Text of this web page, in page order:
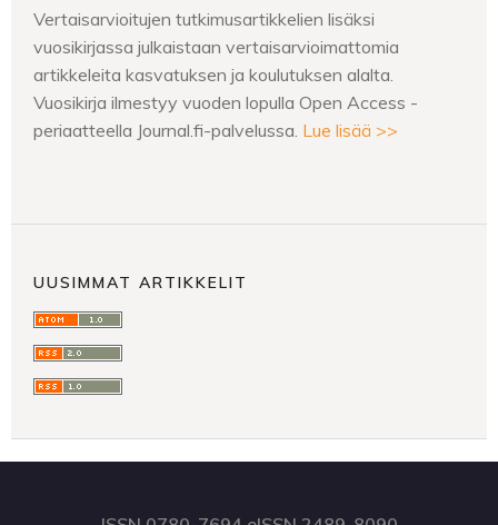
Vertaisarvioitujen tutkimusartikkelien lisäksi
vuosikirjassa julkaistaan vertaisarvioimattomia
artikkeleita kasvatuksen ja koulutuksen alalta.
Vuosikirja ilmestyy vuoden lopulla Open Access -
periaatteella Journal.fi-palvelussa. Lue lisää >>
UUSIMMAT ARTIKKELIT